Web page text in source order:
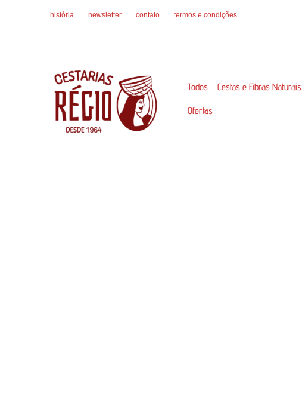
história newsletter contato termos e condições
Todos Cestas e Fibras Naturais
Ofertas